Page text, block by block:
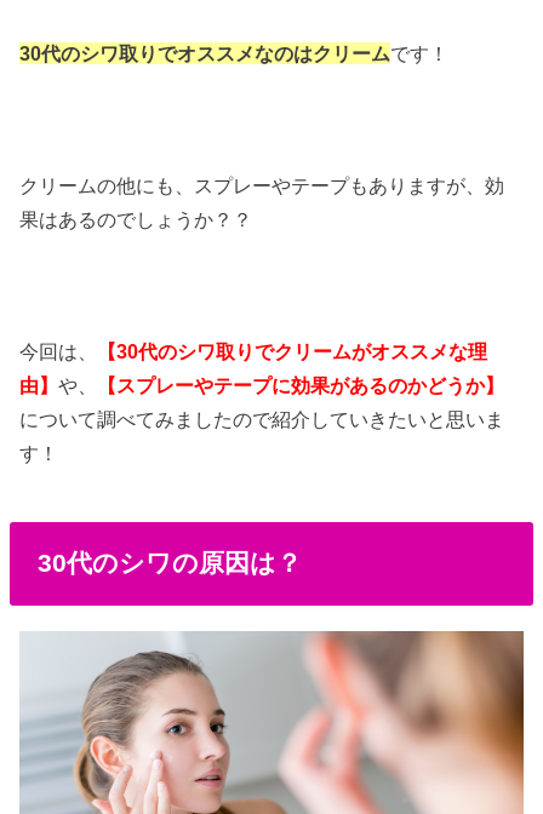
30代のシワ取りでオススメなのはクリームです！
クリームの他にも、スプレーやテープもありますが、効
果はあるのでしょうか？？
今回は、
【30代のシワ取りでクリームがオススメな理
由】や、
【スプレーやテープに効果があるのかどうか】
について調べてみましたので紹介していきたいと思いま
す！
30代のシワの原因は？